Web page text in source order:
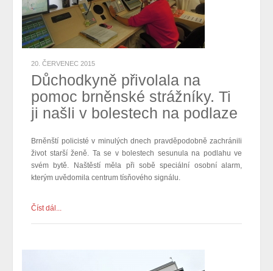
20. ČERVENEC 2015
Důchodkyně přivolala na
pomoc brněnské strážníky. Ti
ji našli v bolestech na podlaze
Brněnští policisté v minulých dnech pravděpodobně zachránili
život starší ženě. Ta se v bolestech sesunula na podlahu ve
svém bytě. Naštěstí měla při sobě speciální osobní alarm,
kterým uvědomila centrum tísňového signálu.
Číst dál...